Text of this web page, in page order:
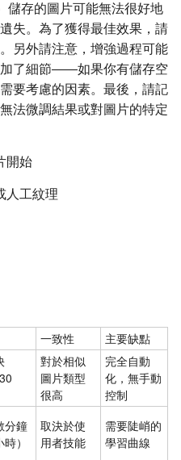
儲存的圖片可能無法很好地
失。為了獲得最佳效果，請
另外請注意，增強過程可能
了細節——如果你有儲存空
要考慮的因素。最後，請記
法微調結果或對圖片的特定
開始
人工紋理
一致性
主要缺點
對於相似
圖片類型
很高
完全自動
化，無手動
控制
分鐘
）
取決於使
用者技能
需要陡峭的
學習曲線